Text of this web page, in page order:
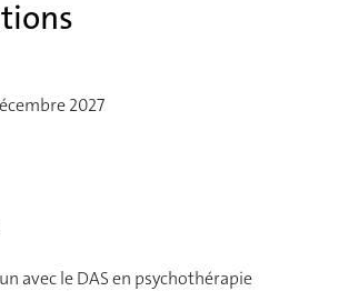
2027
avec le DAS en psychothérapie